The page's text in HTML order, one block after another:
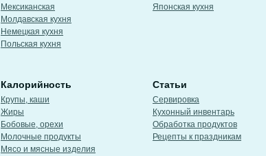
Мексиканская
Молдавская кухня
Немецкая кухня
Польская кухня
Японская кухня
Калорийность
Крупы, каши
Жиры
Бобовые, орехи
Молочные продукты
Мясо и мясные изделия
Статьи
Сервировка
Кухонный инвентарь
Обработка продуктов
Рецепты к праздникам